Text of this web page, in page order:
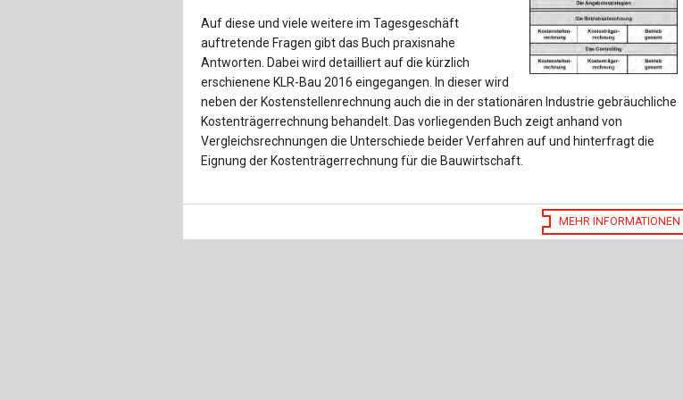
Bautechnikgeschichte
Betonbau
Brückenbau
E&S Zeitlos
Auf diese und viele weitere im Tagesgeschäft
auftretende Fragen gibt das Buch praxisnahe
Antworten. Dabei wird detailliert auf die kürzlich
erschienene KLR-Bau 2016 eingegangen. In dieser wird
neben der Kostenstellenrechnung auch die in der stationären Industrie gebräuchliche
Kostenträgerrechnung behandelt. Das vorliegenden Buch zeigt anhand von
Vergleichsrechnungen die Unterschiede beider Verfahren auf und hinterfragt die
Eignung der Kostenträgerrechnung für die Bauwirtschaft.
MEHR INFORMATIONEN